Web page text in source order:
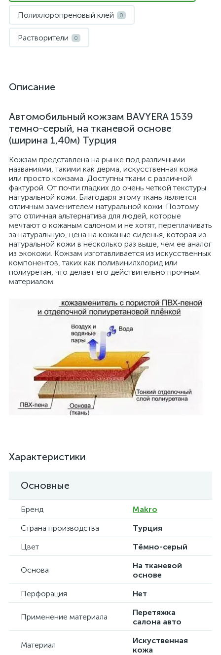
Полихлоропреновый клей 0
Растворители 0
Описание
Автомобильный кожзам BAVYERA 1539
темно-серый, на тканевой основе
(ширина 1,40м) Турция
Кожзам представлена на рынке под различными
названиями, такими как дерма, искусственная кожа
или просто кожзама. Доступны ткани с различной
фактурой. От почти гладких до очень четкой текстуры
натуральной кожи. Благодаря этому ткань является
отличным заменителем натуральной кожи. Поэтому
это отличная альтернатива для людей, которые
мечтают о кожаным салоном и не хотят, переплачивать
за натуральную, цена на кожаные сиденья, которая из
натуральной кожи в несколько раз выше, чем ее аналог
из экокожи. Кожзам изготавливается из искусственных
компонентов, таких как поливинилхлорид или
полиуретан, что делает его действительно прочным
материалом.
Характеристики
Основные
Бренд
Makro
Страна производства
Турция
Цвет
Тёмно-серый
Основа
На тканевой
основе
Перфорация
Нет
Применение материала
Перетяжка
салона авто
Материал
Искуственная
кожа